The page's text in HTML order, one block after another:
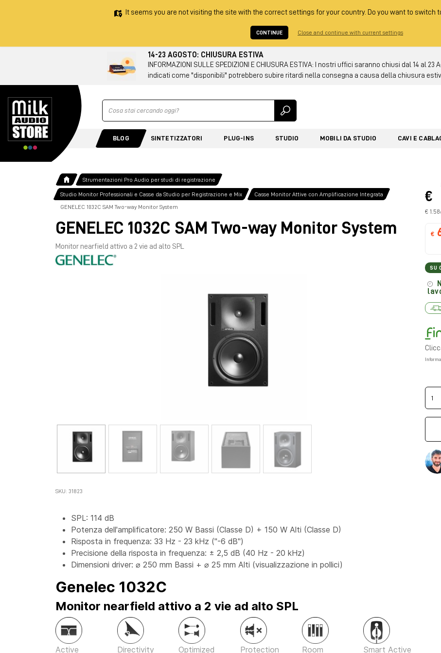
It seems you are not visiting the site with the correct settings for your country. Do you want to switch
CONTINUE Close and continue with current settings
14-23 AGOSTO: CHIUSURA ESTIVA
INFORMAZIONI SULLE SPEDIZIONI E CHIUSURA ESTIVA: I nostri uffici saranno chiusi dal 14 al
indicati come "disponibili" potrebbero subire ritardi nella consegna a causa della chiusura
Ricerca
BLOG SINTETIZZATORI PLUG-INS STUDIO MOBILI DA STUDIO CAVI E
Strumentazioni Pro Audio per studi di registrazione
Studio Monitor Professionali e Casse da Studio per Registrazione e Mix Casse Monitor Attive con Amplificazione Integrata
GENELEC 1032C SAM Two-way Monitor System
GENELEC 1032C SAM Two-way Monitor System
Monitor nearfield attivo a 2 vie ad alto SPL
SKU: 31823
SPL: 114 dB
Potenza dell'amplificatore: 250 W Bassi (Classe D) + 150 W Alti (Classe D)
Risposta in frequenza: 33 Hz - 23 kHz ("-6 dB")
Precisione della risposta in frequenza: ± 2,5 dB (40 Hz - 20 kHz)
Dimensioni driver: ⌀ 250 mm Bassi + ⌀ 25 mm Alti (visualizzazione in pollici)
Genelec 1032C
Monitor nearfield attivo a 2 vie ad alto SPL
Active
Directivity
Optimized
Protection
Room
Smart Active
€
€
€
SU